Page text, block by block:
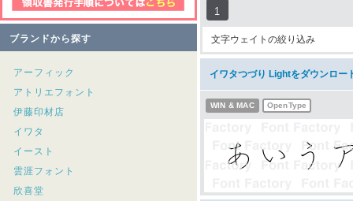
ブランドから探す
アーフィック
アトリエフォント
伊藤印材店
イワタ
イースト
雲涯フォント
欣喜堂
1
文字ウェイトの絞り込み
イワタつづり Lightをダウンロー
WIN & MAC OpenType